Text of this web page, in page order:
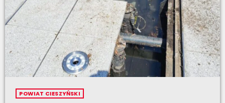
POWIAT CIESZYŃSKI